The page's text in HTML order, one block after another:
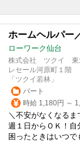
ホームヘルパー
ローワーク仙台
株式会社 ツクイ 東
レセール河原町１階
「ツクイ若林」
パート
時給 1,180円 ～
＼不安がなくなる
週１日からＯＫ！自
困ったときはいつで